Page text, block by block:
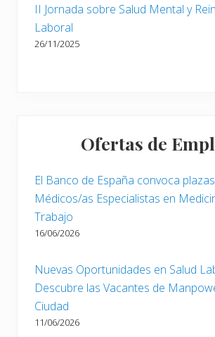
II Jornada sobre Salud Mental y
Laboral
26/11/2025
Ofertas de
El Banco de España convoca
Médicos/as Especialistas en
Trabajo
16/06/2026
Nuevas Oportunidades en Salud
Descubre las Vacantes de
Ciudad
11/06/2026